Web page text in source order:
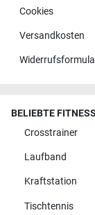
Cookies
Versandkosten
BELIEBTE
Crosstrainer
Laufband
Kraftstation
Tischtennis